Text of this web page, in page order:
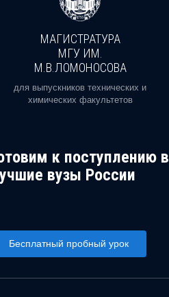
МАГИСТРАТУРА
МГУ ИМ.
М.В.ЛОМОНОСОВА
для выпускников технических и
химических факультетов
к поступлению в
вузы России
Бесплатный пробный урок